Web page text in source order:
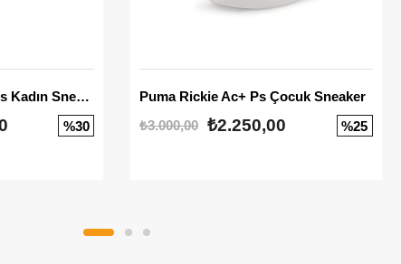
Mayze Stack Luxe Wns Kadın Sneaker
%30
Puma Rickie Ac+ Ps Çocuk Sneaker
₺3.000,00 ₺2.250,00 %25